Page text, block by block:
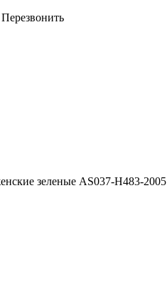
Перезвонить
зеленые AS037-H483-2005